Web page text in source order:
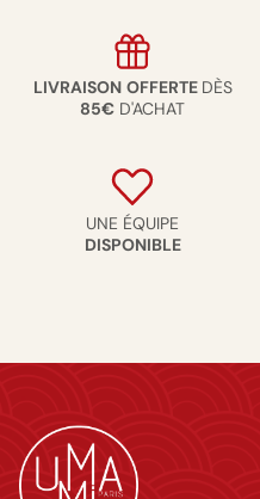
LIVRAISON OFFERTE DÈS
85€ D'ACHAT
UNE ÉQUIPE
DISPONIBLE